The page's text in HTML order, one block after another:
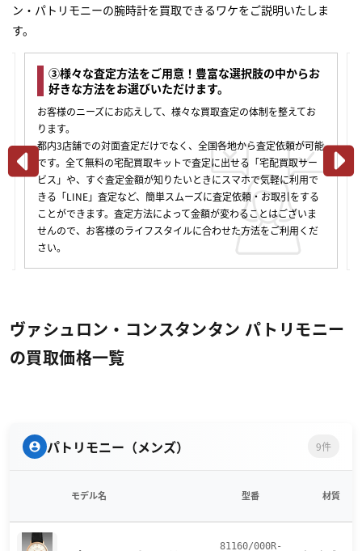
ン・パトリモニーの腕時計を買取できるワケをご説明いたしま
す。
③様々な査定方法をご用意！豊富な選択肢の中からお
好きな方法をお選びいただけます。
お客様のニーズにお応えして、様々な買取査定の体制を整えてお
ります。
都内3店舗での対面査定だけでなく、全国各地から査定依頼が可能
です。全て無料の宅配買取キットで査定に出せる「宅配買取サー
ビス」や、すぐ査定金額が知りたいときにスマホで気軽に利用で
きる「LINE」査定など、簡単スムーズに査定依頼・お取引をする
ことができます。査定方法によって金額が変わることはございま
せんので、お客様のライフスタイルに合わせた方法をご利用くだ
さい。
ヴァシュロン・コンスタンタン パトリモニー
の買取価格一覧
パトリモニー（メンズ） 9件
モデル名 型番 材質
81160/000R-